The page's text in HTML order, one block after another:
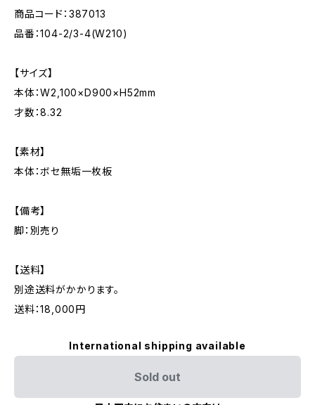
商品コード：387013
品番：104-2/3-4(W210)
【サイズ】
本体：W2,100×D900×H52mm
才数：8.32
【素材】
本体：ボセ無垢一枚板
【備考】
脚：別売り
【送料】
別途送料がかかります。
送料：18,000円
International shipping available
Sold out